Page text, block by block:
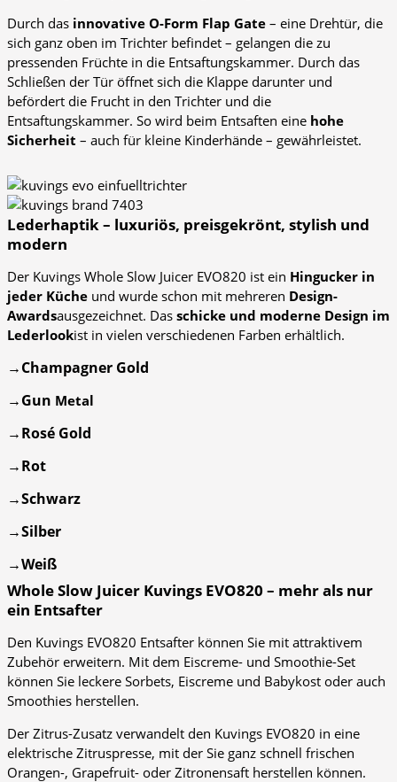
Durch das innovative O-Form Flap Gate – eine Drehtür, die
sich ganz oben im Trichter befindet – gelangen die zu
pressenden Früchte in die Entsaftungskammer. Durch das
Schließen der Tür öffnet sich die Klappe darunter und
befördert die Frucht in den Trichter und die
Entsaftungskammer. So wird beim Entsaften eine hohe
Sicherheit – auch für kleine Kinderhände – gewährleistet.
Lederhaptik – luxuriös, preisgekrönt, stylish und
modern
Der Kuvings Whole Slow Juicer EVO820 ist ein Hingucker in
jeder Küche und wurde schon mit mehreren Design-
Awardsausgezeichnet. Das schicke und moderne Design im
Lederlookist in vielen verschiedenen Farben erhältlich.
→Champagner Gold
→Gun Metal
→Rosé Gold
→Rot
→Schwarz
→Silber
→Weiß
Whole Slow Juicer Kuvings EVO820 – mehr als nur
ein Entsafter
Den Kuvings EVO820 Entsafter können Sie mit attraktivem
Zubehör erweitern. Mit dem Eiscreme- und Smoothie-Set
können Sie leckere Sorbets, Eiscreme und Babykost oder auch
Smoothies herstellen.
Der Zitrus-Zusatz verwandelt den Kuvings EVO820 in eine
elektrische Zitruspresse, mit der Sie ganz schnell frischen
Orangen-, Grapefruit- oder Zitronensaft herstellen können.